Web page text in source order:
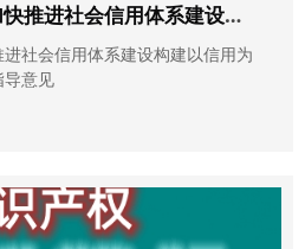
国务院办公厅关于加快推进社会信用体系建设构建以信用为基础的新型监管机制的指导意见
社会信用体系建设构建以信用为
导意见